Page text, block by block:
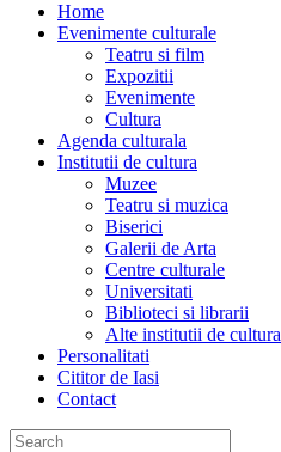
Home
Evenimente culturale
Teatru si film
Expozitii
Evenimente
Cultura
Agenda culturala
Institutii de cultura
Muzee
Teatru si muzica
Biserici
Galerii de Arta
Centre culturale
Universitati
Biblioteci si librarii
Alte institutii de cultura
Personalitati
Cititor de Iasi
Contact